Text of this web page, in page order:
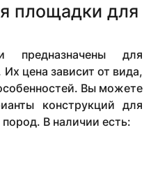
площадки для
предназначены для
цена зависит от вида,
Вы можете
конструкций для
В наличии есть: